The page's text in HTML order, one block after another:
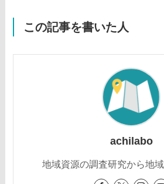
この記事を書いた人
achilabo
地域資源の調査研究から地域